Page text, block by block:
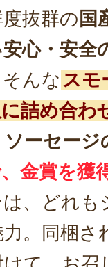
抜群の 国
安心・安全
んな スモ
詰め合わ
ソーセージ
金賞を獲
、どれも
。同梱さ